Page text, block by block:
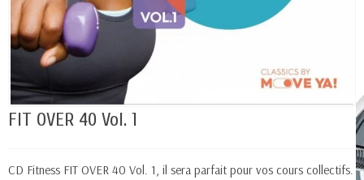
FIT OVER 40 Vol. 1
CD Fitness FIT OVER 40 Vol. 1, il sera parfait pour vos cours collectifs.